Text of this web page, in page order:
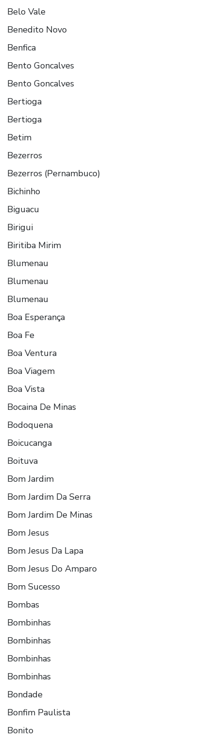
Belo Vale
Benedito Novo
Benfica
Bento Goncalves
Bento Goncalves
Bertioga
Bertioga
Betim
Bezerros
Bezerros (Pernambuco)
Bichinho
Biguacu
Birigui
Biritiba Mirim
Blumenau
Blumenau
Blumenau
Boa Esperança
Boa Fe
Boa Ventura
Boa Viagem
Boa Vista
Bocaina De Minas
Bodoquena
Boicucanga
Boituva
Bom Jardim
Bom Jardim Da Serra
Bom Jardim De Minas
Bom Jesus
Bom Jesus Da Lapa
Bom Jesus Do Amparo
Bom Sucesso
Bombas
Bombinhas
Bombinhas
Bombinhas
Bombinhas
Bondade
Bonfim Paulista
Bonito